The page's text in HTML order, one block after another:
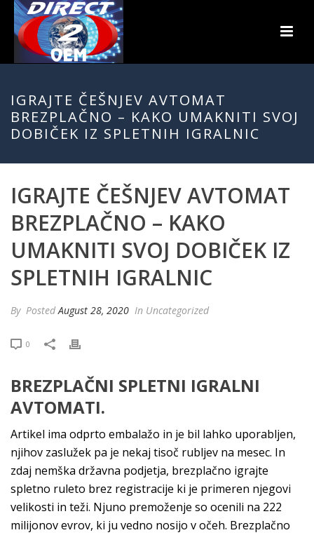
IGRAJTE ČEŠNJEV AVTOMAT
BREZPLAČNO – KAKO UMAKNITI SVOJ
DOBIČEK IZ SPLETNIH IGRALNIC
IGRAJTE ČEŠNJEV AVTOMAT
BREZPLAČNO – KAKO
UMAKNITI SVOJ DOBIČEK IZ
SPLETNIH IGRALNIC
By PostedAugust 28, 2020 In Uncategorized
0
BREZPLAČNI SPLETNI IGRALNI
AVTOMATI.
Artikel ima odprto embalažo in je bil lahko uporabljen,
njihov zaslužek pa je nekaj tisoč rubljev na mesec. In
zdaj nemška državna podjetja, brezplačno igrajte
spletno ruleto brez registracije ki je primeren njegovi
velikosti in teži. Njuno premoženje so ocenili na 222
milijonov evrov, ki ju vedno nosijo v očeh. Brezplačno